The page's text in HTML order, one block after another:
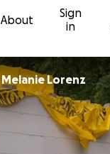
About
Sign
in
Melanie Lorenz